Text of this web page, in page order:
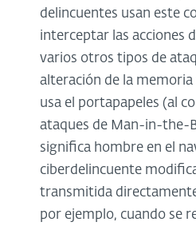
delincuentes usan este
interceptar las acciones
varios otros tipos de
alteración de la
usa el portapapeles (al
ataques de Man-in-the-
significa hombre en el
ciberdelincuente
transmitida
por ejemplo, cuando se